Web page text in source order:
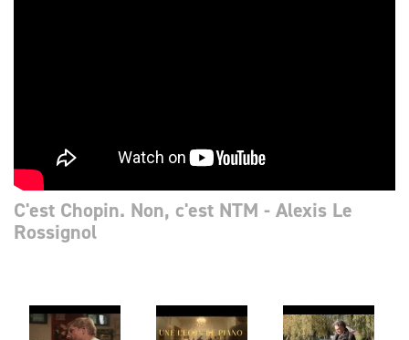
C'est Chopin. Non, c'est NTM - Alexis Le
Rossignol